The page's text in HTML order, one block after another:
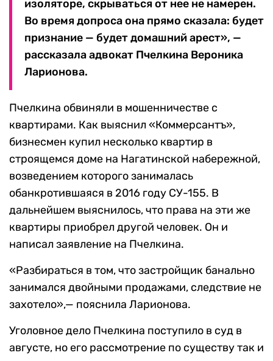
изоляторе, скрываться от нее не намерен.
Во время допроса она прямо сказала: будет
признание — будет домашний арест», —
рассказала адвокат Пчелкина Вероника
Ларионова.
Пчелкина обвиняли в мошенничестве с
квартирами. Как выяснил «Коммерсантъ»,
бизнесмен купил несколько квартир в
строящемся доме на Нагатинской набережной,
возведением которого занималась
обанкротившаяся в 2016 году СУ-155. В
дальнейшем выяснилось, что права на эти же
квартиры приобрел другой человек. Он и
написал заявление на Пчелкина.
«Разбираться в том, что застройщик банально
занимался двойными продажами, следствие не
захотело»,— пояснила Ларионова.
Уголовное дело Пчелкина поступило в суд в
августе, но его рассмотрение по существу так и